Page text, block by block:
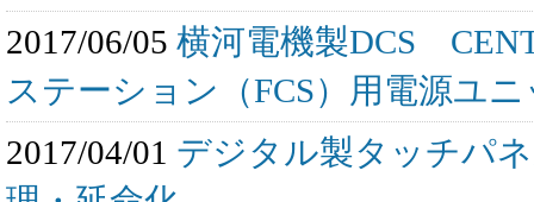
2017/06/05 横河電機製DCS
ステーション（FCS）用電源ユ
2017/04/01 デジタル製タッチパ